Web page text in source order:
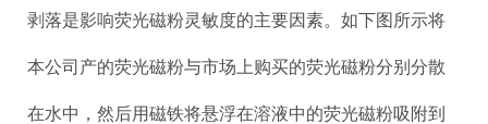
剥落是影响荧光磁粉灵敏度的主要因素。如下图所示将
本公司产的荧光磁粉与市场上购买的荧光磁粉分别分散
在水中，然后用磁铁将悬浮在溶液中的荧光磁粉吸附到